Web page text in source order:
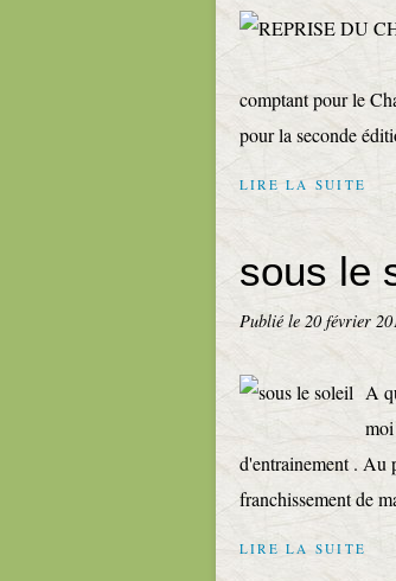
comptant pour le
pour la seconde
LIRE LA SUITE
sous le
Publié le 20 février
A
d'entrainement . Au
franchissement de
LIRE LA SUITE